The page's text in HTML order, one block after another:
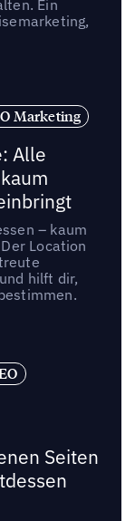
Ein
Marketing
Alle
– kaum
Location
hilft dir,
Seiten